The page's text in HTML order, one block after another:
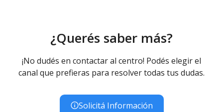
¿Querés saber más?
¡No dudés en contactar al centro! Podés elegir el
canal que prefieras para resolver todas tus dudas.
Solicitá Información